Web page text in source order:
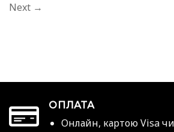
Next →
ОПЛАТА
Онлайн, картою Visa